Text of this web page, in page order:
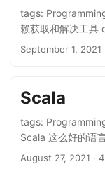
tags:
赖获取和解决工具
SDKMAN 可以实
Networking and
September 1, 2021
Scala
tags:
Scala 这么好的语
Reddit：Scala 为
August 27, 2021 ·